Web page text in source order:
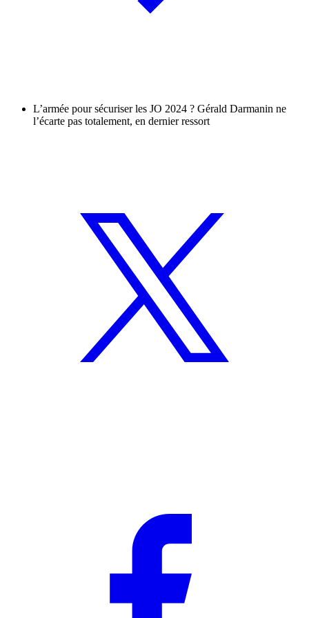
L’armée pour sécuriser les JO 2024 ? Gérald Darmanin ne
l’écarte pas totalement, en dernier ressort